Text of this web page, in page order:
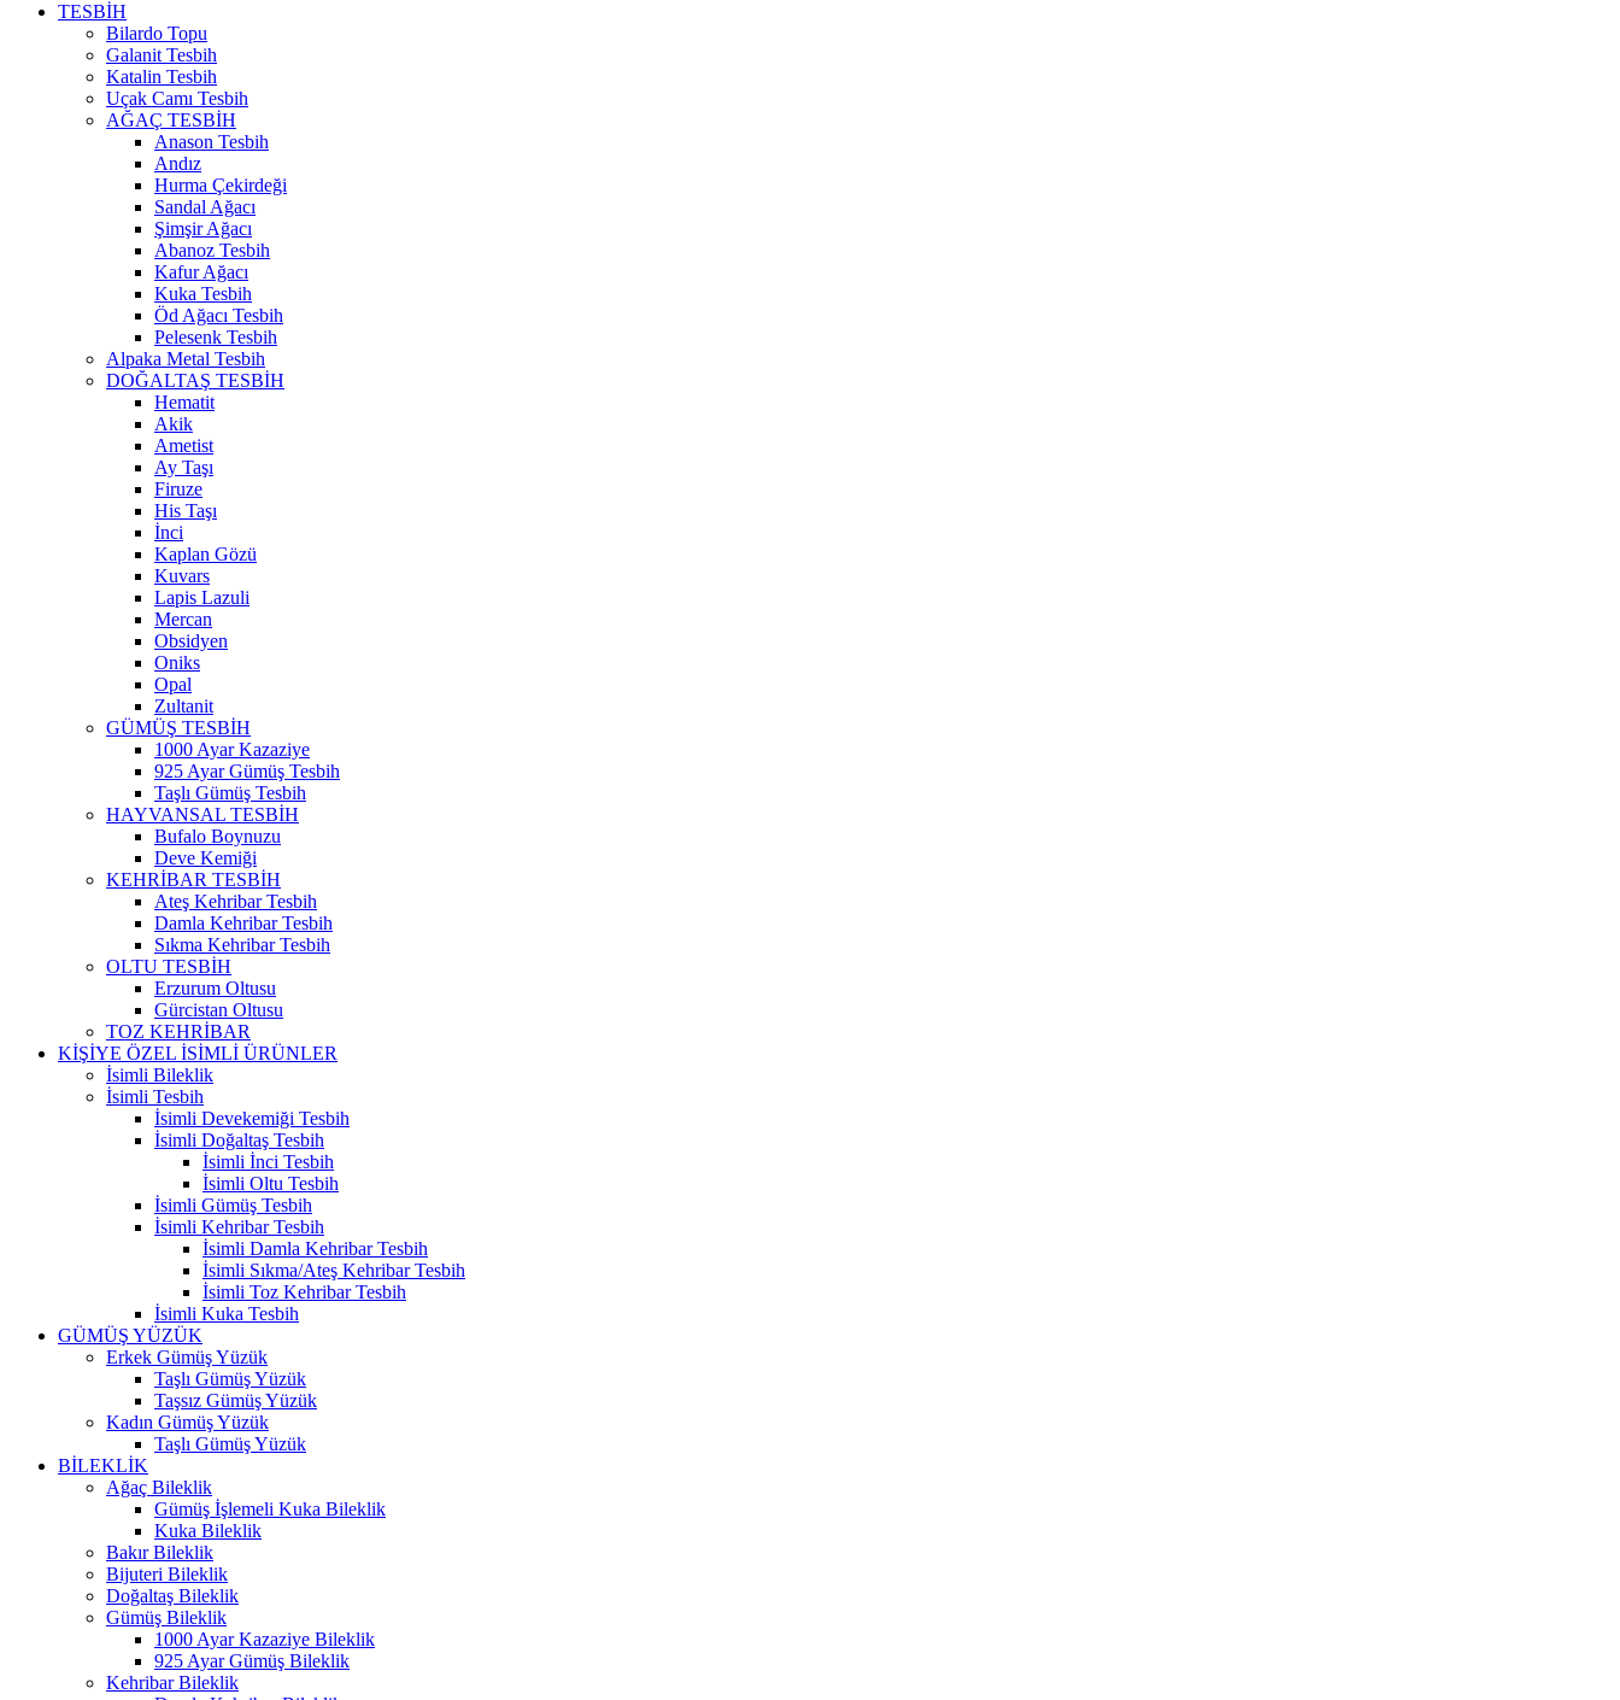
TESBİH
Bilardo Topu
Galanit Tesbih
Katalin Tesbih
Uçak Camı Tesbih
AĞAÇ TESBİH
Anason Tesbih
Andız
Hurma Çekirdeği
Sandal Ağacı
Şimşir Ağacı
Abanoz Tesbih
Kafur Ağacı
Kuka Tesbih
Öd Ağacı Tesbih
Pelesenk Tesbih
Alpaka Metal Tesbih
DOĞALTAŞ TESBİH
Hematit
Akik
Ametist
Ay Taşı
Firuze
His Taşı
İnci
Kaplan Gözü
Kuvars
Lapis Lazuli
Mercan
Obsidyen
Oniks
Opal
Zultanit
GÜMÜŞ TESBİH
1000 Ayar Kazaziye
925 Ayar Gümüş Tesbih
Taşlı Gümüş Tesbih
HAYVANSAL TESBİH
Bufalo Boynuzu
Deve Kemiği
KEHRİBAR TESBİH
Ateş Kehribar Tesbih
Damla Kehribar Tesbih
Sıkma Kehribar Tesbih
OLTU TESBİH
Erzurum Oltusu
Gürcistan Oltusu
TOZ KEHRİBAR
KİŞİYE ÖZEL İSİMLİ ÜRÜNLER
İsimli Bileklik
İsimli Tesbih
İsimli Devekemiği Tesbih
İsimli Doğaltaş Tesbih
İsimli İnci Tesbih
İsimli Oltu Tesbih
İsimli Gümüş Tesbih
İsimli Kehribar Tesbih
İsimli Damla Kehribar Tesbih
İsimli Sıkma/Ateş Kehribar Tesbih
İsimli Toz Kehribar Tesbih
İsimli Kuka Tesbih
GÜMÜŞ YÜZÜK
Erkek Gümüş Yüzük
Taşlı Gümüş Yüzük
Taşsız Gümüş Yüzük
Kadın Gümüş Yüzük
Taşlı Gümüş Yüzük
BİLEKLİK
Ağaç Bileklik
Gümüş İşlemeli Kuka Bileklik
Kuka Bileklik
Bakır Bileklik
Bijuteri Bileklik
Doğaltaş Bileklik
Gümüş Bileklik
1000 Ayar Kazaziye Bileklik
925 Ayar Gümüş Bileklik
Kehribar Bileklik